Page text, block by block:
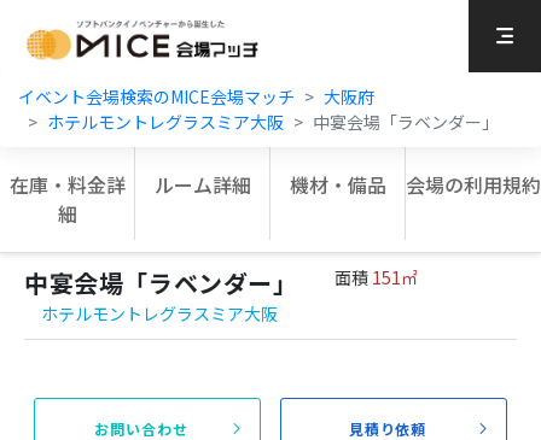
イベント会場検索のMICE会場マッチ
大阪府
ホテルモントレグラスミア大阪
中宴会場「ラベンダー」
在庫・料金詳
細
ルーム詳細 機材・備品 会場の利用規約
中宴会場「ラベンダー」 面積 151㎡
ホテルモントレグラスミア大阪
お問い合わせ 見積り依頼